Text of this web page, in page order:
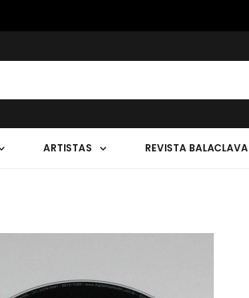
ARTISTAS REVISTA BALACLAVA